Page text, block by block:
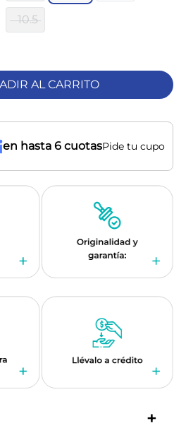
10.5
AL CARRITO
en hasta 6 cuotasPide tu cupo
+